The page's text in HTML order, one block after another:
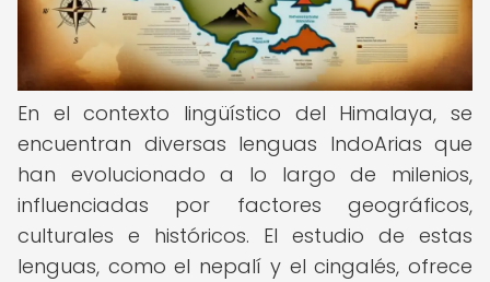
En el contexto lingüístico del Himalaya, se
encuentran diversas lenguas IndoArias que
han evolucionado a lo largo de milenios,
influenciadas por factores geográficos,
culturales e históricos. El estudio de estas
lenguas, como el nepalí y el cingalés, ofrece